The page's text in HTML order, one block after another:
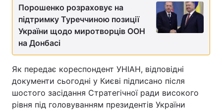
Порошенко розраховує на
підтримку Туреччиною позиції
України щодо миротворців ООН
на Донбасі
Як передає кореспондент УНІАН, відповідні
документи сьогодні у Києві підписано після
шостого засідання Стратегічної ради високого
рівня під головуванням президентів України